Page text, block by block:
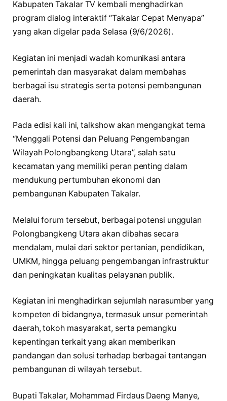
Kabupaten Takalar TV kembali menghadirkan
program dialog interaktif “Takalar Cepat Menyapa”
yang akan digelar pada Selasa (9/6/2026).
Kegiatan ini menjadi wadah komunikasi antara
pemerintah dan masyarakat dalam membahas
berbagai isu strategis serta potensi pembangunan
daerah.
Pada edisi kali ini, talkshow akan mengangkat tema
“Menggali Potensi dan Peluang Pengembangan
Wilayah Polongbangkeng Utara”, salah satu
kecamatan yang memiliki peran penting dalam
mendukung pertumbuhan ekonomi dan
pembangunan Kabupaten Takalar.
Melalui forum tersebut, berbagai potensi unggulan
Polongbangkeng Utara akan dibahas secara
mendalam, mulai dari sektor pertanian, pendidikan,
UMKM, hingga peluang pengembangan infrastruktur
dan peningkatan kualitas pelayanan publik.
Kegiatan ini menghadirkan sejumlah narasumber yang
kompeten di bidangnya, termasuk unsur pemerintah
daerah, tokoh masyarakat, serta pemangku
kepentingan terkait yang akan memberikan
pandangan dan solusi terhadap berbagai tantangan
pembangunan di wilayah tersebut.
Bupati Takalar, Mohammad Firdaus Daeng Manye,